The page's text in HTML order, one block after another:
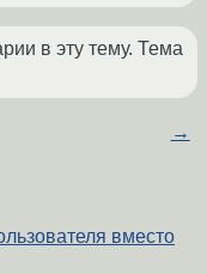
в эту тему. Тема
→
вместо